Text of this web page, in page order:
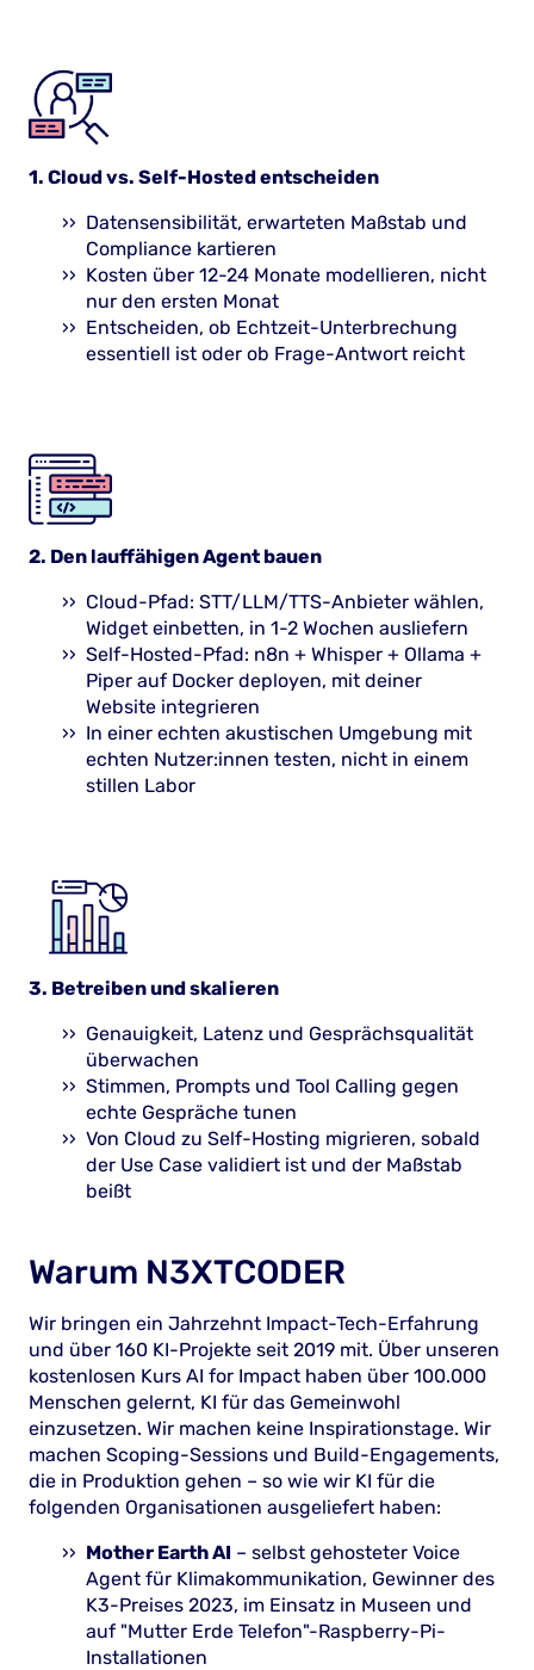
1. Cloud vs. Self-Hosted entscheiden
Datensensibilität, erwarteten Maßstab und
Compliance kartieren
Kosten über 12-24 Monate modellieren, nicht
nur den ersten Monat
Entscheiden, ob Echtzeit-Unterbrechung
essentiell ist oder ob Frage-Antwort reicht
2. Den lauffähigen Agent bauen
Cloud-Pfad: STT/LLM/TTS-Anbieter wählen,
Widget einbetten, in 1-2 Wochen ausliefern
Self-Hosted-Pfad: n8n + Whisper + Ollama +
Piper auf Docker deployen, mit deiner
Website integrieren
In einer echten akustischen Umgebung mit
echten Nutzer:innen testen, nicht in einem
stillen Labor
3. Betreiben und skalieren
Genauigkeit, Latenz und Gesprächsqualität
überwachen
Stimmen, Prompts und Tool Calling gegen
echte Gespräche tunen
Von Cloud zu Self-Hosting migrieren, sobald
der Use Case validiert ist und der Maßstab
beißt
Warum N3XTCODER
Wir bringen ein Jahrzehnt Impact-Tech-Erfahrung
und über 160 KI-Projekte seit 2019 mit. Über unseren
kostenlosen Kurs AI for Impact haben über 100.000
Menschen gelernt, KI für das Gemeinwohl
einzusetzen. Wir machen keine Inspirationstage. Wir
machen Scoping-Sessions und Build-Engagements,
die in Produktion gehen – so wie wir KI für die
folgenden Organisationen ausgeliefert haben:
Mother Earth AI – selbst gehosteter Voice
Agent für Klimakommunikation, Gewinner des
K3-Preises 2023, im Einsatz in Museen und
auf "Mutter Erde Telefon"-Raspberry-Pi-
Installationen